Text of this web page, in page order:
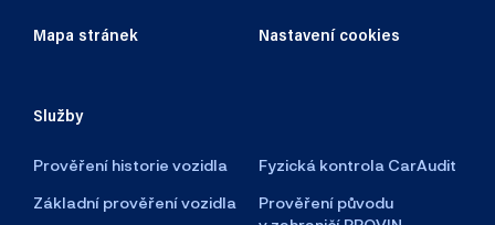
Mapa stránek Nastavení cookies
Služby
Prověření historie vozidla
Fyzická kontrola CarAudit
Základní prověření vozidla
Prověření původu